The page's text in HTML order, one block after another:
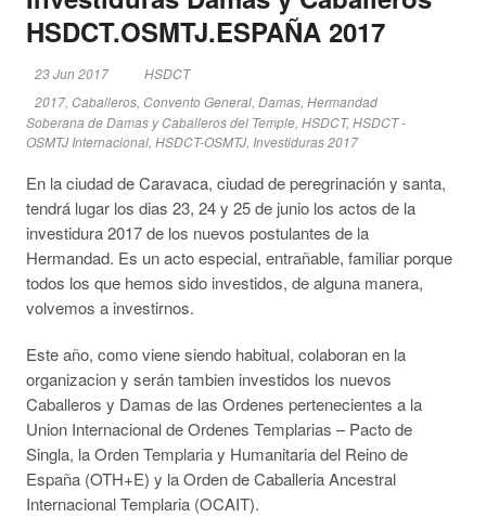
HSDCT.OSMTJ.ESPAÑA 2017
23 Jun 2017
HSDCT
2017, Caballeros, Convento General, Damas, Hermandad
Soberana de Damas y Caballeros del Temple, HSDCT,HSDCT -
OSMTJ Internacional, HSDCT-OSMTJ, Investiduras 2017
En la ciudad de Caravaca, ciudad de peregrinación y santa,
tendrá lugar los dias 23, 24 y 25 de junio los actos de la
investidura 2017 de los nuevos postulantes de la
Hermandad. Es un acto especial, entrañable, familiar porque
todos los que hemos sido investidos, de alguna manera,
volvemos a investirnos.
Este año, como viene siendo habitual, colaboran en la
organizacion y serán tambien investidos los nuevos
Caballeros y Damas de las Ordenes pertenecientes a la
Union Internacional de Ordenes Templarias – Pacto de
Singla, la Orden Templaria y Humanitaria del Reino de
España (OTH+E) y la Orden de Caballeria Ancestral
Internacional Templaria (OCAIT).